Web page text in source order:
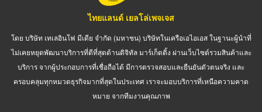
ไทยแลนด์ เยลโล่เพจเจส
โดย บริษัท เทเลอินโฟ มีเดีย จำกัด (มหาชน) บริษัทในเครือเอไอเอส ในฐานะผู้นำที่
ไม่เคยหยุดพัฒนาบริการที่ดีที่สุดด้านดิจิทัล มาร์เก็ตติ้ง ผ่านเว็บไซต์รวมสินค้าและ
บริการ จากผู้ประกอบการที่เชื่อถือได้ มีการตรวจสอบและยืนยันตัวตนจริง และ
ครอบคลุมทุกหมวดธุรกิจมากที่สุดในประเทศ เราจะมอบบริการที่เหนือความคาด
หมาย จากทีมงานคุณภาพ